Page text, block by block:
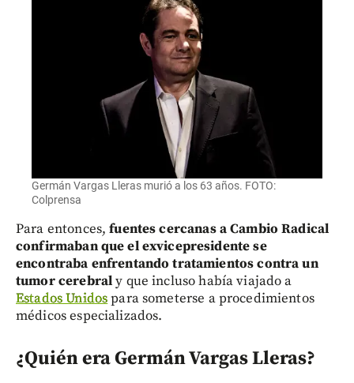
Germán Vargas Lleras murió a los 63 años. FOTO:
Colprensa
Para entonces,fuentes cercanas a Cambio Radical
confirmaban que el exvicepresidente se
encontraba enfrentando tratamientos contra un
tumor cerebraly que incluso había viajado a
Estados Unidospara someterse a procedimientos
médicos especializados.
¿Quién era Germán Vargas Lleras?